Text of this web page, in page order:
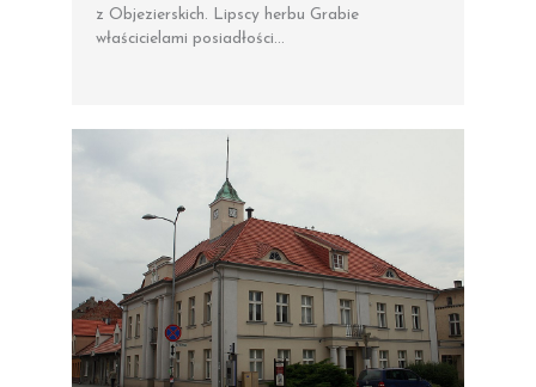
z Objezierskich. Lipscy herbu Grabie
właścicielami posiadłości…